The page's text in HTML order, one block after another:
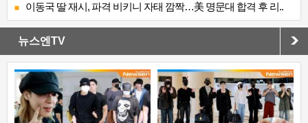
이동국 딸 재시, 파격 비키니 자태 깜짝…美 명문대 합격 후 리..
뉴스엔TV